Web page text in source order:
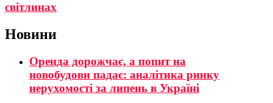
світлинах
Новини
Оренда дорожчає, а попит на
новобудови падає: аналітика ринку
нерухомості за липень в Україні